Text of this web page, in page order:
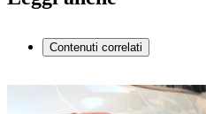
Contenuti correlati